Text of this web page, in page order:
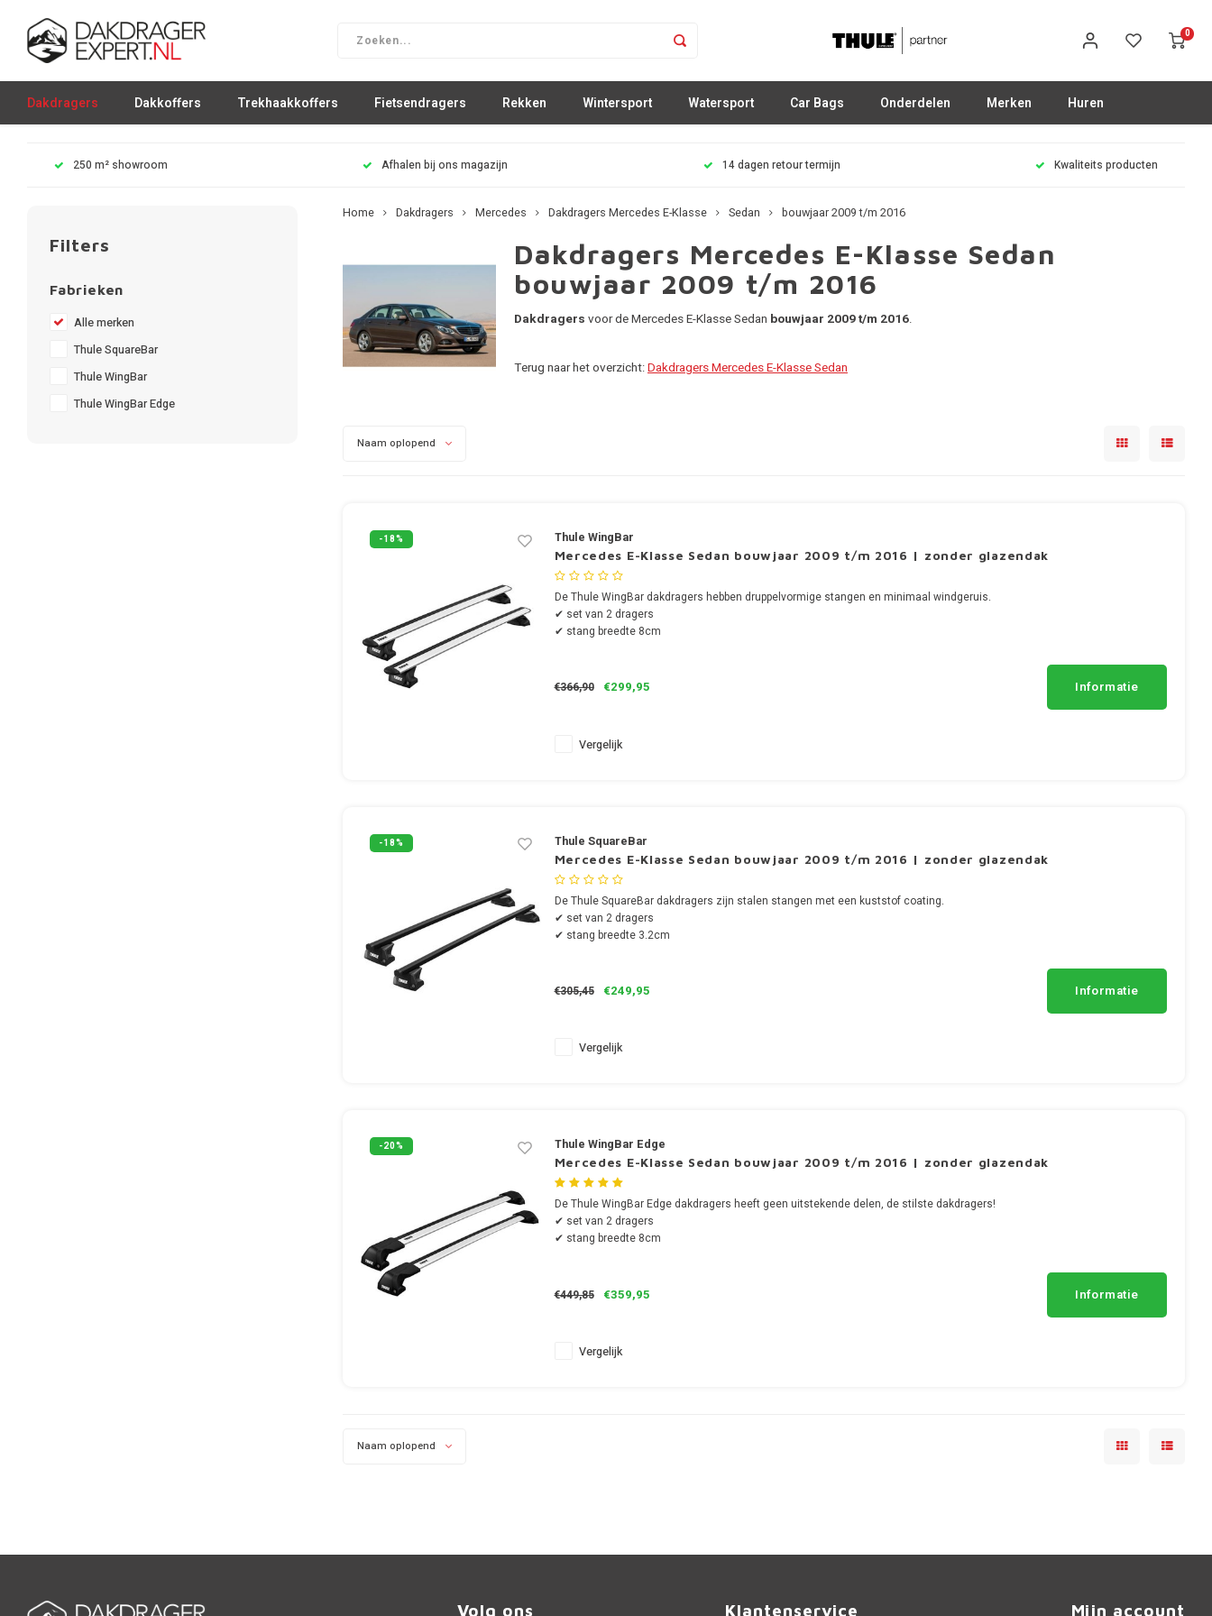
0
Dakdragers Dakkoffers Trekhaakkoffers Fietsendragers Rekken Wintersport Watersport Car Bags Onderdelen Merken Huren
250 m² showroom Afhalen bij ons magazijn 14 dagen retour termijn Kwaliteits producten
Filters
Fabrieken
Alle merken
Thule SquareBar
Thule WingBar
Thule WingBar Edge
Home Dakdragers Mercedes Dakdragers Mercedes E-Klasse Sedan bouwjaar 2009 t/m 2016
Dakdragers Mercedes E-Klasse Sedan
bouwjaar 2009 t/m 2016
Dakdragers voor de Mercedes E-Klasse Sedan bouwjaar 2009 t/m 2016.
Terug naar het overzicht:Dakdragers Mercedes E-Klasse Sedan
Naam oplopend
-18% Thule WingBar
Mercedes E-Klasse Sedan bouwjaar 2009 t/m 2016 | zonder glazendak
De Thule WingBar dakdragers hebben druppelvormige stangen en minimaal windgeruis.
✔ set van 2 dragers
✔ stang breedte 8cm
€366,90 €299,95 Informatie
Vergelijk
-18% Thule SquareBar
Mercedes E-Klasse Sedan bouwjaar 2009 t/m 2016 | zonder glazendak
De Thule SquareBar dakdragers zijn stalen stangen met een kuststof coating.
✔ set van 2 dragers
✔ stang breedte 3.2cm
€305,45 €249,95 Informatie
Vergelijk
-20% Thule WingBar Edge
Mercedes E-Klasse Sedan bouwjaar 2009 t/m 2016 | zonder glazendak
De Thule WingBar Edge dakdragers heeft geen uitstekende delen, de stilste dakdragers!
✔ set van 2 dragers
✔ stang breedte 8cm
€449,85 €359,95 Informatie
Vergelijk
Naam oplopend
Volg ons Klantenservice Mijn account